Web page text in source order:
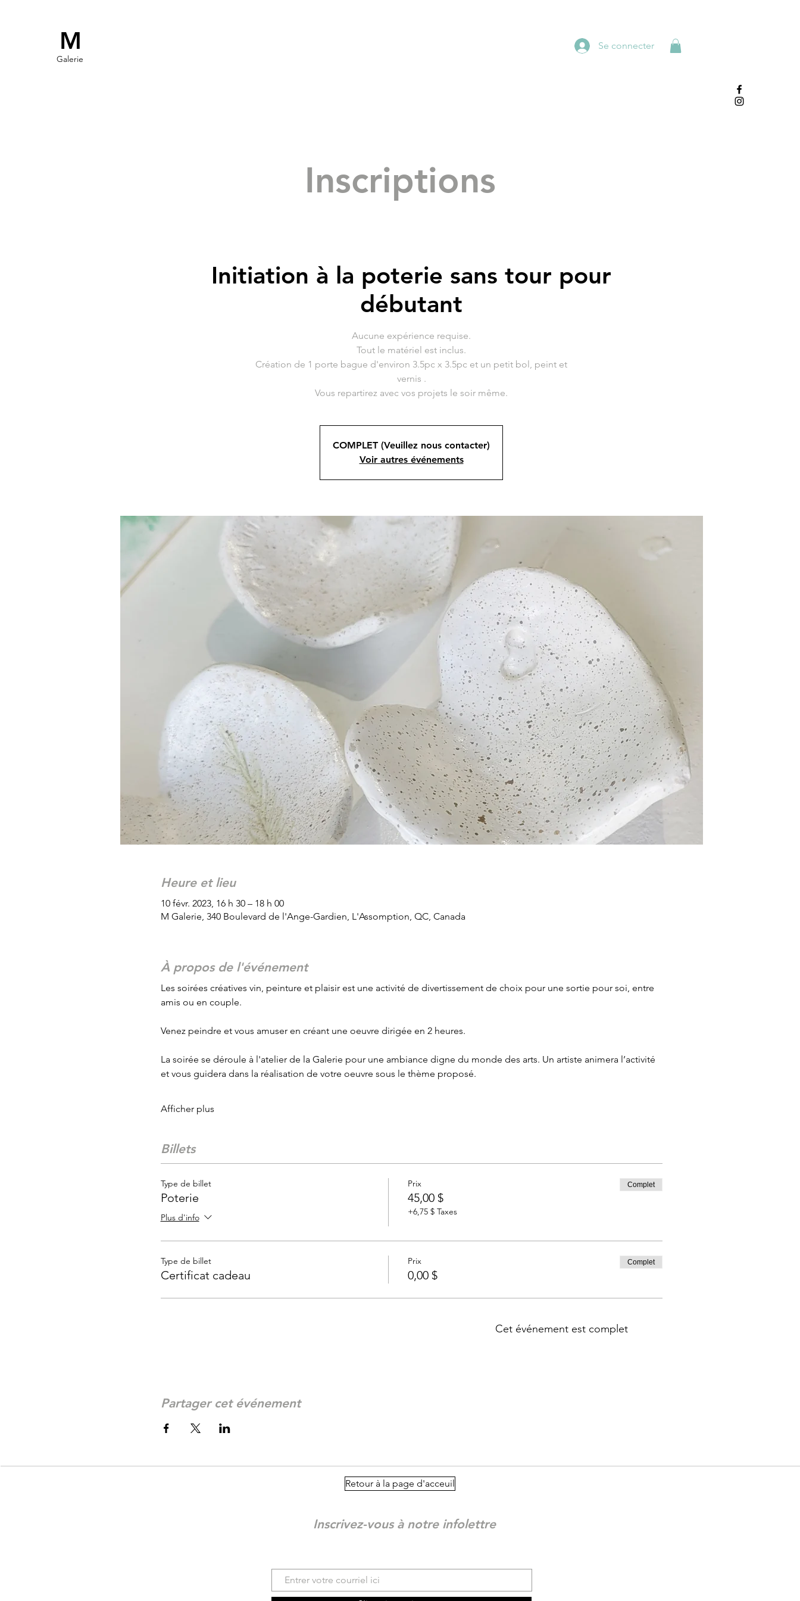
M
Galerie
Se connecter
Inscriptions
Initiation à la poterie sans tour pour
débutant
Aucune expérience requise.
Tout le matériel est inclus.
Création de 1 porte bague d'environ 3.5pc x 3.5pc et un petit bol, peint et
vernis .
Vous repartirez avec vos projets le soir même.
COMPLET (Veuillez nous contacter)
Voir autres événements
Heure et lieu
10 févr. 2023, 16 h 30 – 18 h 00
M Galerie, 340 Boulevard de l'Ange-Gardien, L'Assomption, QC, Canada
À propos de l'événement
Les soirées créatives vin, peinture et plaisir est une activité de divertissement de choix pour une sortie pour soi, entre
amis ou en couple.
Venez peindre et vous amuser en créant une oeuvre dirigée en 2 heures.
La soirée se déroule à l'atelier de la Galerie pour une ambiance digne du monde des arts. Un artiste animera l’activité
et vous guidera dans la réalisation de votre oeuvre sous le thème proposé.
Afficher plus
Billets
Type de billet
Poterie
Plus d'info
Prix
45,00 $
+6,75 $ Taxes
Complet
Type de billet
Certificat cadeau
Prix
0,00 $
Complet
Cet événement est complet
Partager cet événement
Retour à la page d'acceuil
Inscrivez-vous à notre infolettre